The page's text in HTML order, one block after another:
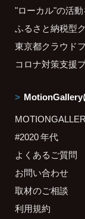
"ローカル"の活
ふるさと納税型
東京都クラウド
コロナ対策支援
MotionGallery
#2020 年代
よくあるご質問
お問い合わせ
取材のご相談
利用規約